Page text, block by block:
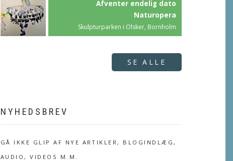
Afventer endelig dato
Naturopera
Skulpturparken i Olsker, Bornholm
SE ALLE
NYHEDSBREV
GÅ IKKE GLIP AF NYE ARTIKLER, BLOGINDLÆG,
AUDIO, VIDEOS M.M.